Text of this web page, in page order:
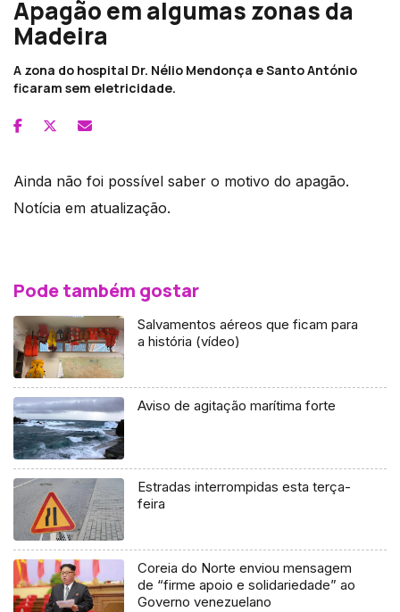
Apagão em algumas zonas da
Madeira
A zona do hospital Dr. Nélio Mendonça e Santo António
ficaram sem eletricidade.
Ainda não foi possível saber o motivo do apagão.
Notícia em atualização.
Pode também gostar
Salvamentos aéreos que ficam para
a história (vídeo)
Aviso de agitação marítima forte
Estradas interrompidas esta terça-
feira
Coreia do Norte enviou mensagem
de “firme apoio e solidariedade” ao
Governo venezuelano